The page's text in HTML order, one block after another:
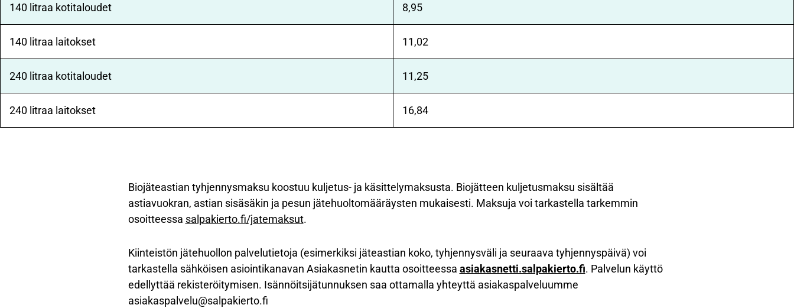
140 litraa kotitaloudet 8,95
140 litraa laitokset 11,02
240 litraa kotitaloudet 11,25
240 litraa laitokset 16,84
Biojäteastian tyhjennysmaksu koostuu kuljetus- ja käsittelymaksusta. Biojätteen kuljetusmaksu sisältää
astiavuokran, astian sisäsäkin ja pesun jätehuoltomääräysten mukaisesti. Maksuja voi tarkastella tarkemmin
osoitteessa salpakierto.fi/jatemaksut.
Kiinteistön jätehuollon palvelutietoja (esimerkiksi jäteastian koko, tyhjennysväli ja seuraava tyhjennyspäivä) voi
tarkastella sähköisen asiointikanavan Asiakasnetin kautta osoitteessa asiakasnetti.salpakierto.fi. Palvelun käyttö
edellyttää rekisteröitymisen. Isännöitsijätunnuksen saa ottamalla yhteyttä asiakaspalveluumme
asiakaspalvelu@salpakierto.fi